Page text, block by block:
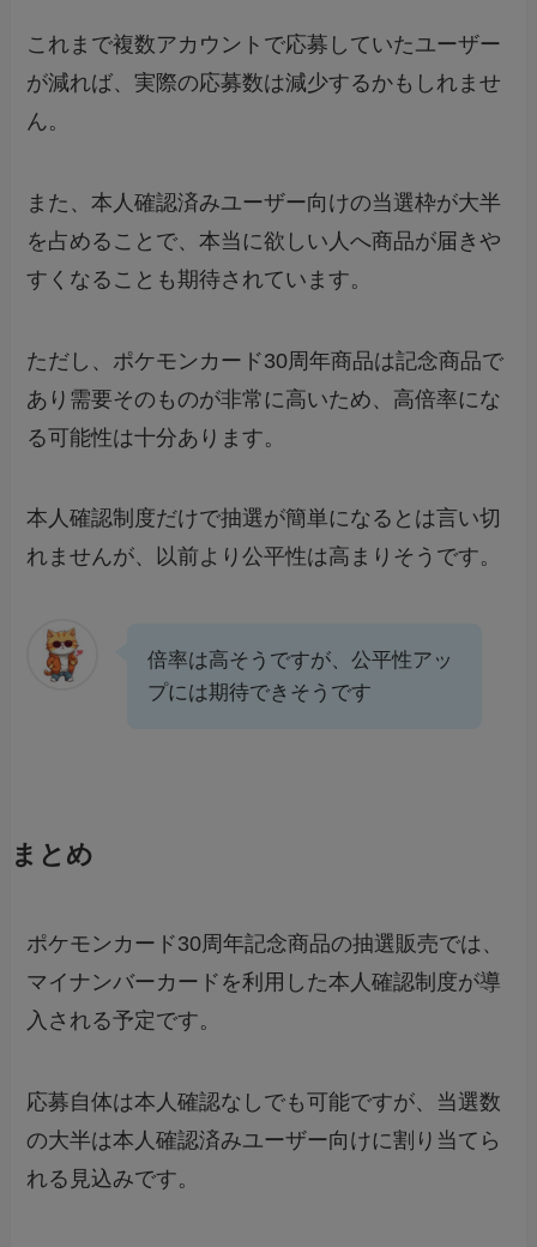
これまで複数アカウントで応募していたユーザー
が減れば、実際の応募数は減少するかもしれませ
ん。
また、本人確認済みユーザー向けの当選枠が大半
を占めることで、本当に欲しい人へ商品が届きや
すくなることも期待されています。
ただし、ポケモンカード30周年商品は記念商品で
あり需要そのものが非常に高いため、高倍率にな
る可能性は十分あります。
本人確認制度だけで抽選が簡単になるとは言い切
れませんが、以前より公平性は高まりそうです。
倍率は高そうですが、公平性アッ
プには期待できそうです
まとめ
ポケモンカード30周年記念商品の抽選販売では、
マイナンバーカードを利用した本人確認制度が導
入される予定です。
応募自体は本人確認なしでも可能ですが、当選数
の大半は本人確認済みユーザー向けに割り当てら
れる見込みです。